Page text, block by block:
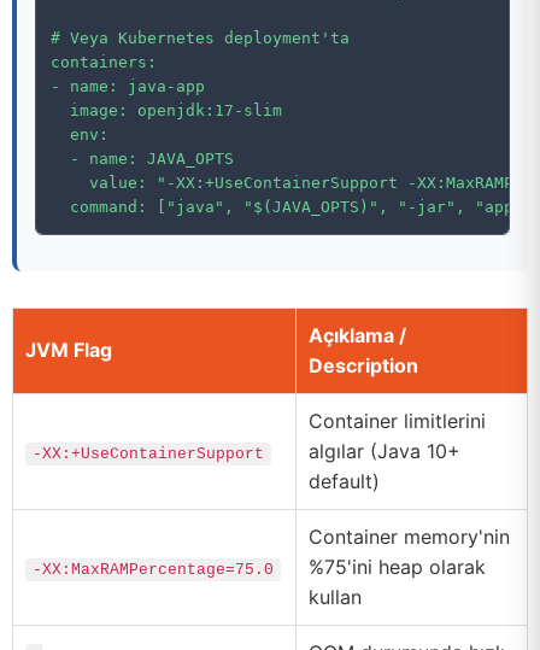
# Veya Kubernetes deployment'ta
containers:
- name: java-app
  image: openjdk:17-slim
  env:
  - name: JAVA_OPTS
value: "-XX:+UseContainerSupport -
JVM Flag
Açıklama /
Description
-XX:+UseContainerSupport
Container limitlerini
algılar (Java 10+
default)
-XX:MaxRAMPercentage=75.0
Container memory'nin
%75'ini heap olarak
kullan